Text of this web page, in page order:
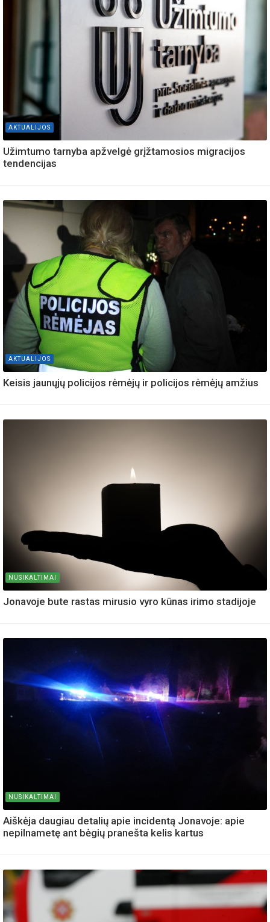
AKTUALIJOS
Užimtumo tarnyba apžvelgė grįžtamosios migracijos
tendencijas
AKTUALIJOS
Keisis jaunųjų policijos rėmėjų ir policijos rėmėjų amžius
NUSIKALTIMAI
Jonavoje bute rastas mirusio vyro kūnas irimo stadijoje
NUSIKALTIMAI
Aiškėja daugiau detalių apie incidentą Jonavoje: apie
nepilnametę ant bėgių pranešta kelis kartus